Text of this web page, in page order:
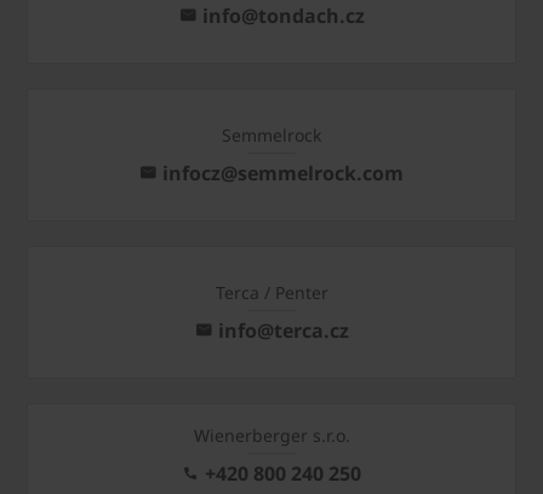
info@tondach.cz
Semmelrock
infocz@semmelrock.com
Terca / Penter
info@terca.cz
Wienerberger s.r.o.
+420 800 240 250